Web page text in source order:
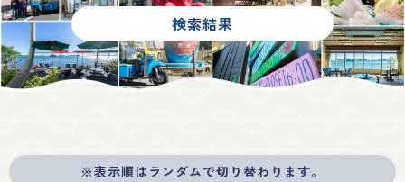
検索結果
※表示順はランダムで切り替わります。